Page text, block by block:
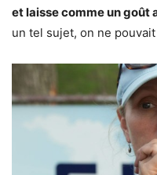
et laisse comme un goût
un tel sujet, on ne